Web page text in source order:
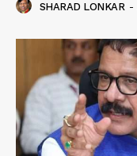
SHARAD LONKAR -